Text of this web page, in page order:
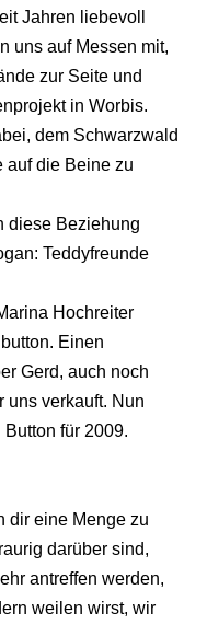
Jahren liebevoll
uns auf Messen mit,
zur Seite und
in Worbis.
dem Schwarzwald
auf die Beine zu
diese Beziehung
Teddyfreunde
Hochreiter
Einen
Gerd, auch noch
uns verkauft. Nun
für 2009.
dir eine Menge zu
darüber sind,
antreffen werden,
weilen wirst, wir